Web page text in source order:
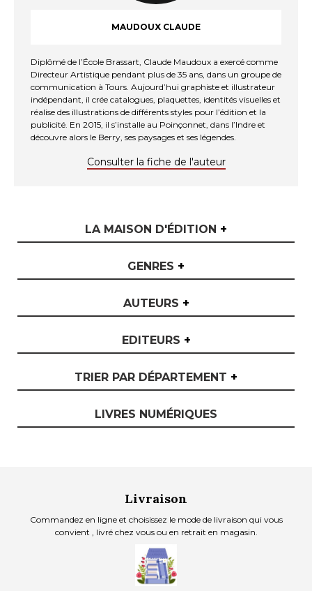
LA MAISON D'ÉDITION +
GENRES +
AUTEURS +
EDITEURS +
TRIER PAR DÉPARTEMENT +
LIVRES NUMÉRIQUES
MAUDOUX CLAUDE
Diplômé de l’École Brassart, Claude Maudoux a exercé comme
Directeur Artistique pendant plus de 35 ans, dans un groupe de
communication à Tours. Aujourd’hui graphiste et illustrateur
indépendant, il crée catalogues, plaquettes, identités visuelles et
réalise des illustrations de différents styles pour l’édition et la
publicité. En 2015, il s’installe au Poinçonnet, dans l’Indre et
découvre alors le Berry, ses paysages et ses légendes.
Consulter la fiche de l'auteur
Livraison
Commandez en ligne et choisissez le mode de livraison qui vous
convient , livré chez vous ou en retrait en magasin.